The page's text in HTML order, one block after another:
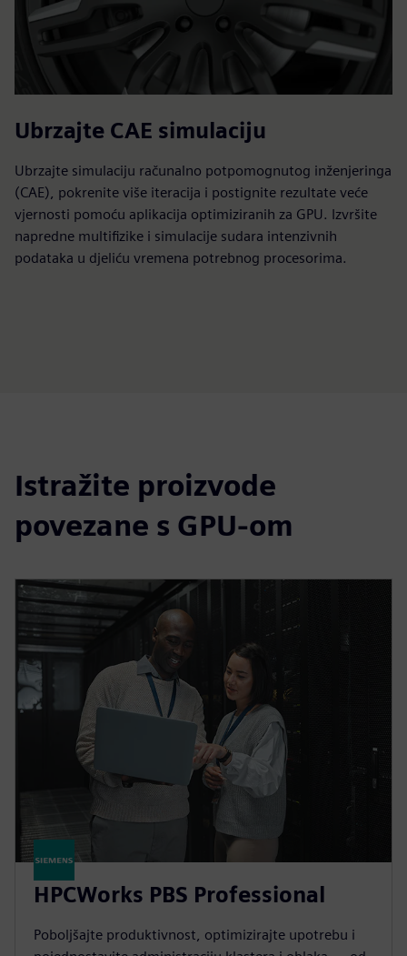
Ubrzajte CAE simulaciju
Ubrzajte simulaciju računalno potpomognutog inženjeringa
(CAE), pokrenite više iteracija i postignite rezultate veće
vjernosti pomoću aplikacija optimiziranih za GPU. Izvršite
napredne multifizike i simulacije sudara intenzivnih
podataka u djeliću vremena potrebnog procesorima.
Istražite proizvode
povezane s GPU-om
HPCWorks PBS Professional
Poboljšajte produktivnost, optimizirajte upotrebu i